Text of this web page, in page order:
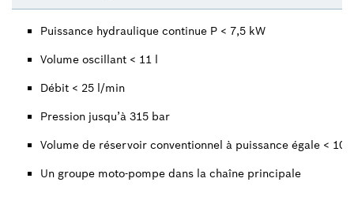
Puissance hydraulique continue P < 7,5 kW
Volume oscillant < 11 l
Débit < 25 l/min
Pression jusqu’à 315 bar
Volume de réservoir conventionnel à puissance égale <
Un groupe moto-pompe dans la chaîne principale